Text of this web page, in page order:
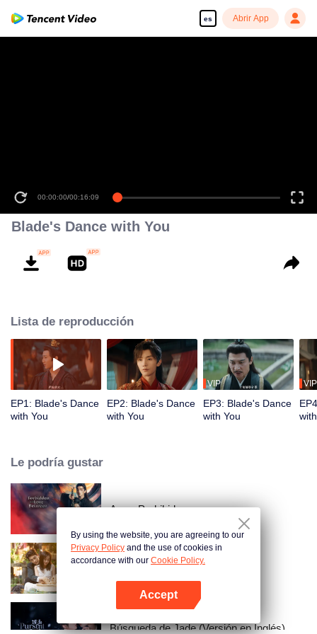
es Abrir App
00:00:00/00:16:09
Blade's Dance with You
Lista de reproducción
EP1: Blade's Dance
with You
EP2: Blade's Dance
with You
VIP
EP3: Blade's Dance
with You
VIP
Le podría gustar
Amor Prohibido
Amor como un contrato
Búsqueda de Jade (Versión en Inglés)
By using the website, you are agreeing to our
Privacy Policy and the use of cookies in
accordance with our Cookie Policy.
Accept